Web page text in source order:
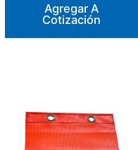
Agregar A
Cotización